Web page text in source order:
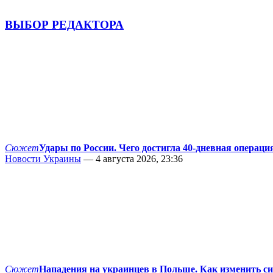
ВЫБОР РЕДАКТОРА
СюжетУдары по России. Чего достигла 40-дневная
Новости Украины — 4 августа 2026, 23:36
СюжетНападения на украинцев в Польше. Как изменить